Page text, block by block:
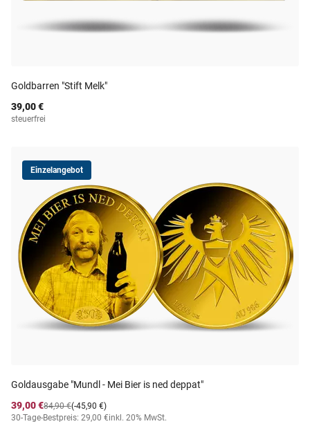
Goldbarren "Stift Melk"
39,00 €
steuerfrei
Einzelangebot
Goldausgabe "Mundl - Mei Bier is ned deppat"
39,00 €
(-45,90 €)
84,90 €
30-Tage-Bestpreis: 29,00 €inkl. 20% MwSt.